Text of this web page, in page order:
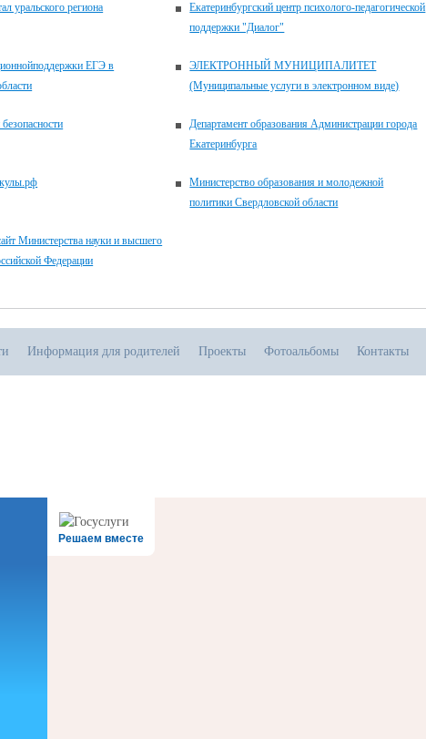
уральского региона
Екатеринбургский центр психолого-педагогической
поддержки "Диалог"
ЕГЭ в
ЭЛЕКТРОННЫЙ МУНИЦИПАЛИТЕТ
(Муниципальные услуги в электронном виде)
Департамент образования Администрации города
Екатеринбурга
Министерство образования и молодежной
политики Свердловской области
Министерства науки и высшего
Федерации
Информация для родителей Проекты Фотоальбомы Контакты
Решаем вместе